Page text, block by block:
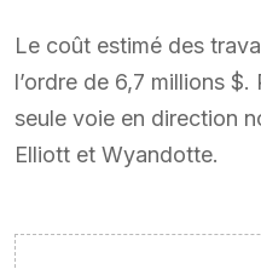
Le coût estimé des
l’ordre de 6,7 millions $.
seule voie en direction
Elliott et Wyandotte.